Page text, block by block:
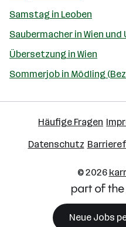
Samstag in Leoben
Saubermacher in Wien und
Übersetzung in Wien
Sommerjob in Mödling
Häufige Fragen
Datenschutz
© 2026
Neue Jobs